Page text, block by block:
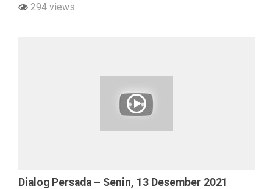
294 views
Dialog Persada – Senin, 13 Desember 2021